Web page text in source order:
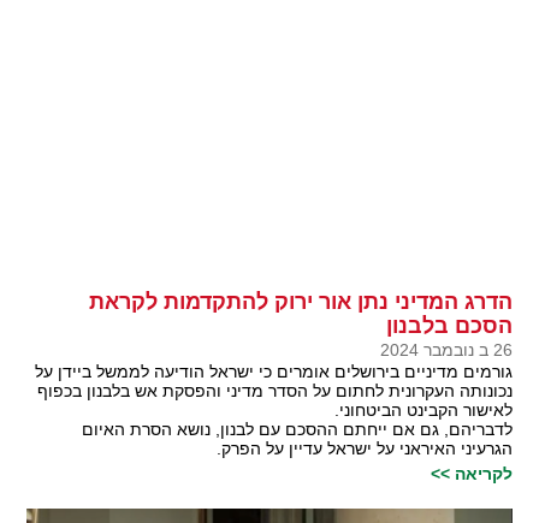
הדרג המדיני נתן אור ירוק להתקדמות לקראת
הסכם בלבנון
26 ב נובמבר 2024
גורמים מדיניים בירושלים אומרים כי ישראל הודיעה לממשל ביידן על
נכונותה העקרונית לחתום על הסדר מדיני והפסקת אש בלבנון בכפוף
לאישור הקבינט הביטחוני.
לדבריהם, גם אם ייחתם ההסכם עם לבנון, נושא הסרת האיום
הגרעיני האיראני על ישראל עדיין על הפרק.
לקריאה >>